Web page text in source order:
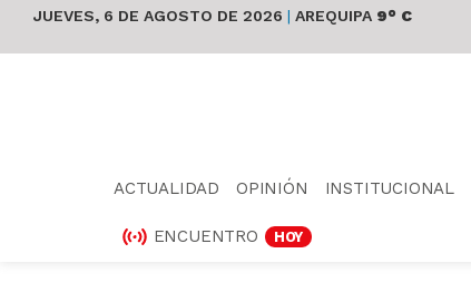
JUEVES, 6 DE AGOSTO DE 2026 | AREQUIPA 9° C
ACTUALIDAD OPINIÓN INSTITUCIONAL
ENCUENTRO HOY